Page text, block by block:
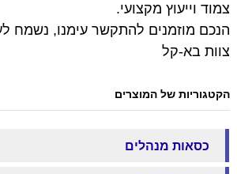
צמוד וייעוץ מקצועי.
הנכם מוזמנים להתקשר עימנו, נשמח
צוות בא-קל
הקטגוריות של המוצרים
כסאות מנהלים